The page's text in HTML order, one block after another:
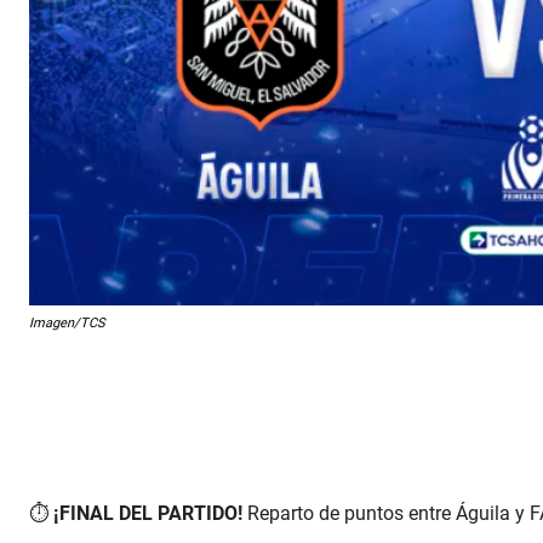
Imagen/TCS
⏱️ ¡FINAL DEL PARTIDO! Reparto de puntos entre Águila y